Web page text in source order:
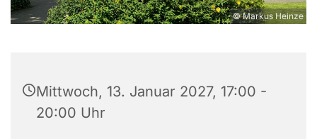
© Markus Heinze
Mittwoch, 13. Januar 2027, 17:00 -
20:00 Uhr